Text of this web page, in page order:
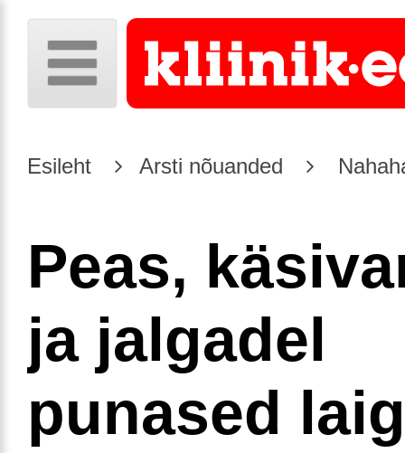
Esileht Arsti nõuanded
Peas,
ja jalgadel
punased